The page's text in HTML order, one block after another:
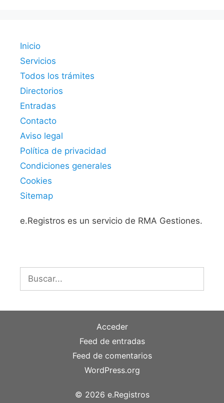
Inicio
Servicios
Todos los trámites
Directorios
Entradas
Contacto
Aviso legal
Política de privacidad
Condiciones generales
Cookies
Sitemap
e.Registros es un servicio de RMA Gestiones.
Acceder
Feed de entradas
Feed de comentarios
WordPress.org
© 2026 e.Registros